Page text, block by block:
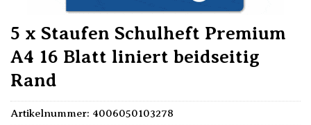
5 x Staufen Schulheft Premium
A4 16 Blatt liniert beidseitig
Rand
Artikelnummer: 4006050103278